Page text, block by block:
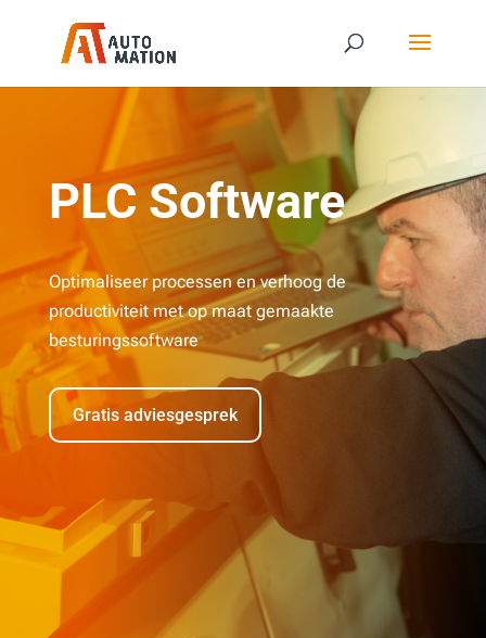
PLC Software
Optimaliseer processen en verhoog de
productiviteit met op maat gemaakte
besturingssoftware
Gratis adviesgesprek